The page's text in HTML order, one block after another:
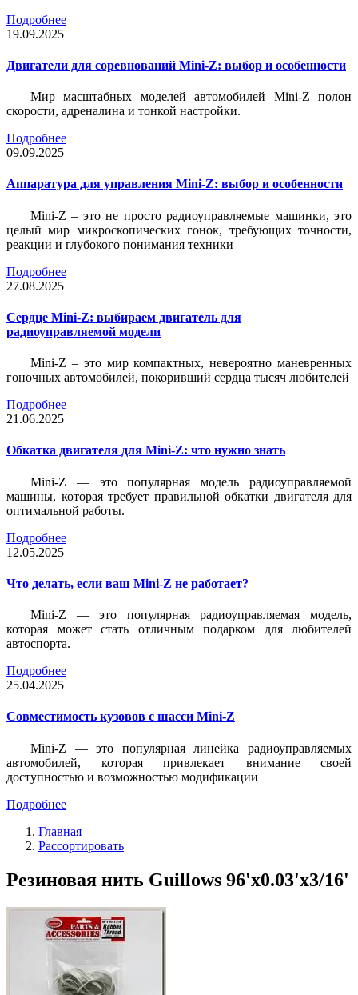
Подробнее
19.09.2025
Двигатели для соревнований Mini-Z: выбор и особенности
Мир масштабных моделей автомобилей Mini-Z полон
скорости, адреналина и тонкой настройки.
Подробнее
09.09.2025
Аппаратура для управления Mini-Z: выбор и особенности
Mini-Z – это не просто радиоуправляемые машинки, это
целый мир микроскопических гонок, требующих точности,
реакции и глубокого понимания техники
Подробнее
27.08.2025
Сердце Mini-Z: выбираем двигатель для
радиоуправляемой модели
Mini-Z – это мир компактных, невероятно маневренных
гоночных автомобилей, покоривший сердца тысяч любителей
Подробнее
21.06.2025
Обкатка двигателя для Mini-Z: что нужно знать
Mini-Z — это популярная модель радиоуправляемой
машины, которая требует правильной обкатки двигателя для
оптимальной работы.
Подробнее
12.05.2025
Что делать, если ваш Mini-Z не работает?
Mini-Z — это популярная радиоуправляемая модель,
которая может стать отличным подарком для любителей
автоспорта.
Подробнее
25.04.2025
Совместимость кузовов с шасси Mini-Z
Mini-Z — это популярная линейка радиоуправляемых
автомобилей, которая привлекает внимание своей
доступностью и возможностью модификации
Подробнее
Главная
Рассортировать
Резиновая нить Guillows 96'x0.03'x3/16'